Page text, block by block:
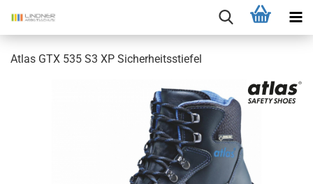
Atlas GTX 535 S3 XP Sicherheitsstiefel